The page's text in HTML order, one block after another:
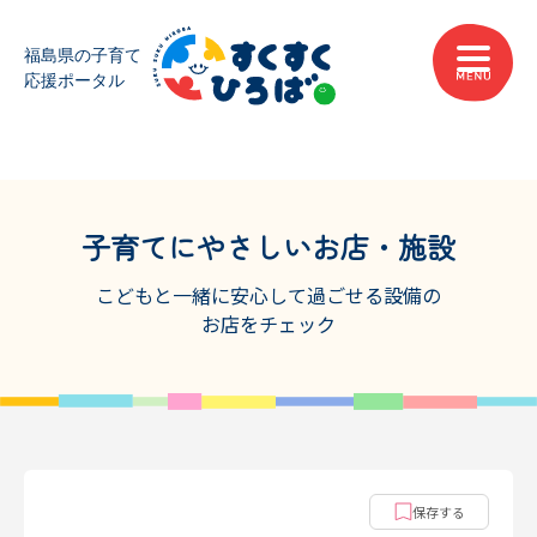
子育てにやさしいお店・施設
こどもと一緒に安心して過ごせる設備の
お店をチェック
保存する